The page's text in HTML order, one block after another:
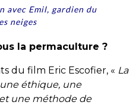
avec Emil, gardien du
neiges
la permaculture ?
du film Eric Escofier, « La
éthique, une
une méthode de